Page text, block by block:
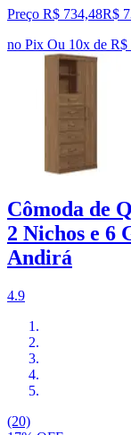
Preço R$ 734,48R$
no Pix Ou 10x de R$
Cômoda de
2 Nichos e 6
Andirá
4.9
(20)